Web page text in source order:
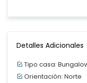
Detalles Adicionales
Tipo casa:
Orientación: Norte